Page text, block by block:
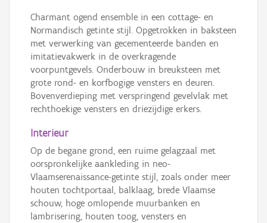
Charmant ogend ensemble in een cottage- en
Normandisch getinte stijl. Opgetrokken in baksteen
met verwerking van gecementeerde banden en
imitatievakwerk in de overkragende
voorpuntgevels. Onderbouw in breuksteen met
grote rond- en korfbogige vensters en deuren.
Bovenverdieping met verspringend gevelvlak met
rechthoekige vensters en driezijdige erkers.
Interieur
Op de begane grond, een ruime gelagzaal met
oorspronkelijke aankleding in neo-
Vlaamserenaissance-getinte stijl, zoals onder meer
houten tochtportaal, balklaag, brede Vlaamse
schouw, hoge omlopende muurbanken en
lambrisering, houten toog, vensters en